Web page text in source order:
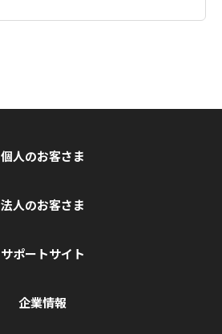
個人のお客さま
法人のお客さま
サポートサイト
企業情報